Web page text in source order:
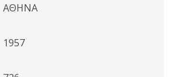
ΑΘΗΝΑ
1957